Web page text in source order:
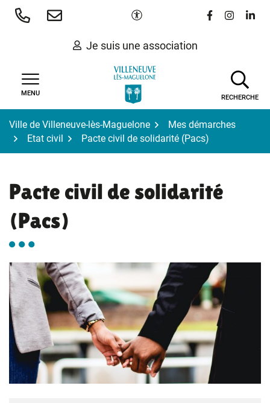
Aller
Paramètres d'accessibilité
Lien vers le
Lien vers
Lien
Je suis une association
MENU
RECHERCHE
Ville de Villeneuve-lès-Maguelone
Mes démarches
Etat civil
Pacte civil de solidarité (Pacs)
Pacte civil de solidarité
(Pacs)